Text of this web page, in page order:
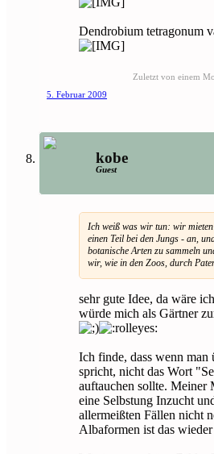
Dendrobium tetragonum
Zuletzt von einem
5. Februar 2009
kobe
Guest
Ich weiß was wir tun: wir
einen Teil bei den Jungs - an,
botanische Arten zu sammeln
wir, wie in den Zoos, durch
sehr gute Idee, da wäre
würde mich als Gärtner
Ich finde, dass wenn man
spricht, nicht das Wort
auftauchen sollte. Meiner
eine Selbstung Inzucht
allermeißten Fällen nicht
Albaformen ist das